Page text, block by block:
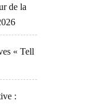
de la
« Tell
: